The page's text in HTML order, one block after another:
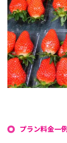
プラン料金一例